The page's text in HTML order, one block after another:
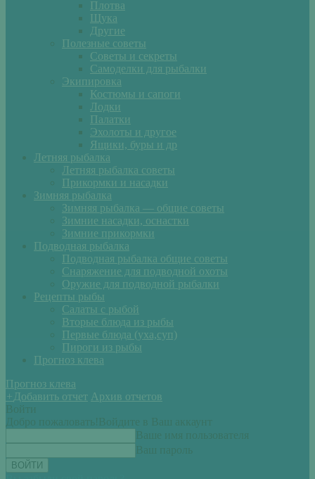
Плотва
Щука
Другие
Полезные советы
Советы и секреты
Самоделки для рыбалки
Экипировка
Костюмы и сапоги
Лодки
Палатки
Эхолоты и другое
Ящики, буры и др
Летняя рыбалка
Летняя рыбалка советы
Прикормки и насадки
Зимняя рыбалка
Зимняя рыбалка — общие советы
Зимние насадки, оснастки
Зимние прикормки
Подводная рыбалка
Подводная рыбалка общие советы
Снаряжение для подводной охоты
Оружие для подводной рыбалки
Рецепты рыбы
Салаты с рыбой
Вторые блюда из рыбы
Первые блюда (уха,суп)
Пироги из рыбы
Прогноз клева
Прогноз клева
+ Добавить отчет Архив отчетов
Войти
Добро пожаловать! Войдите в Ваш аккаунт
Ваше имя пользователя
Ваш пароль